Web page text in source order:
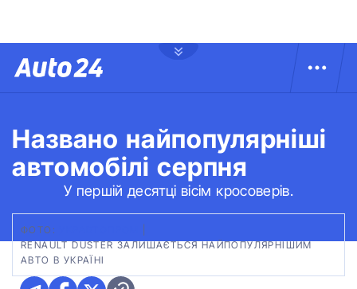
Названо найпопулярніші
автомобілі серпня
У першій десятці вісім кросоверів.
ФОТО:
RENAULT DUSTER ЗАЛИШАЄТЬСЯ НАЙПОПУЛЯРНІШИМ
АВТО В УКРАЇНІ